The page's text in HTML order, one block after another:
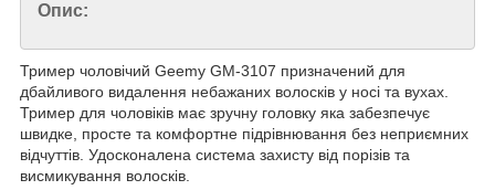
Опис:
Тример чоловічий Geemy GM-3107 призначений для
дбайливого видалення небажаних волосків у носі та вухах.
Тример для чоловіків має зручну головку яка забезпечує
швидке, просте та комфортне підрівнювання без неприємних
відчуттів. Удосконалена система захисту від порізів та
висмикування волосків.